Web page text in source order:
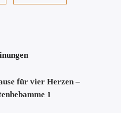
für vier Herzen –
1